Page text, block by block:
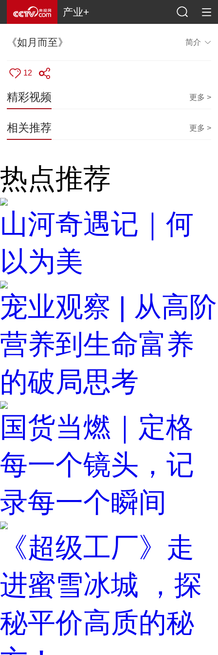
产业+
《如月而至》 简介
12
精彩视频 更多 >
相关推荐 更多 >
热点推荐
山河奇遇记｜何
以为美
宠业观察 | 从高阶
营养到生命富养
的破局思考
国货当燃｜定格
每一个镜头，记
录每一个瞬间
《超级工厂》走
进蜜雪冰城 ，探
秘平价高质的秘